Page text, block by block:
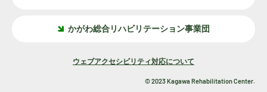
かがわ総合リハビリテーション事業団
ウェブアクセシビリティ対応について
©2023Kagawa Rehabilitation Center.